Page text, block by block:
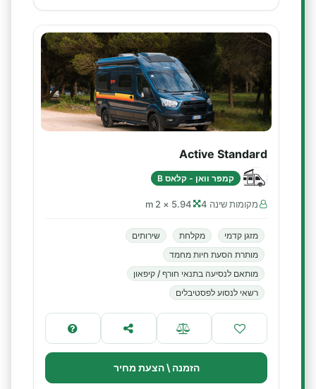
Active Standard
קמפר וואן - קלאס B
מקומות שינה 4 5.94 × 2 m
מזגן קדמי מקלחת
שירותים
מותרת הסעת חיות מחמד
מותאם לנסיעה בתנאי חורף / קיפאון
רשאי לנסוע לפסטיבלים
הזמנה \ הצעת מחיר